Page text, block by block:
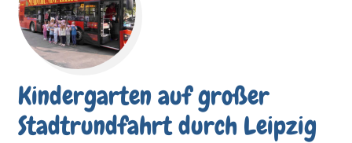
Kindergarten auf großer
Stadtrundfahrt durch Leipzig